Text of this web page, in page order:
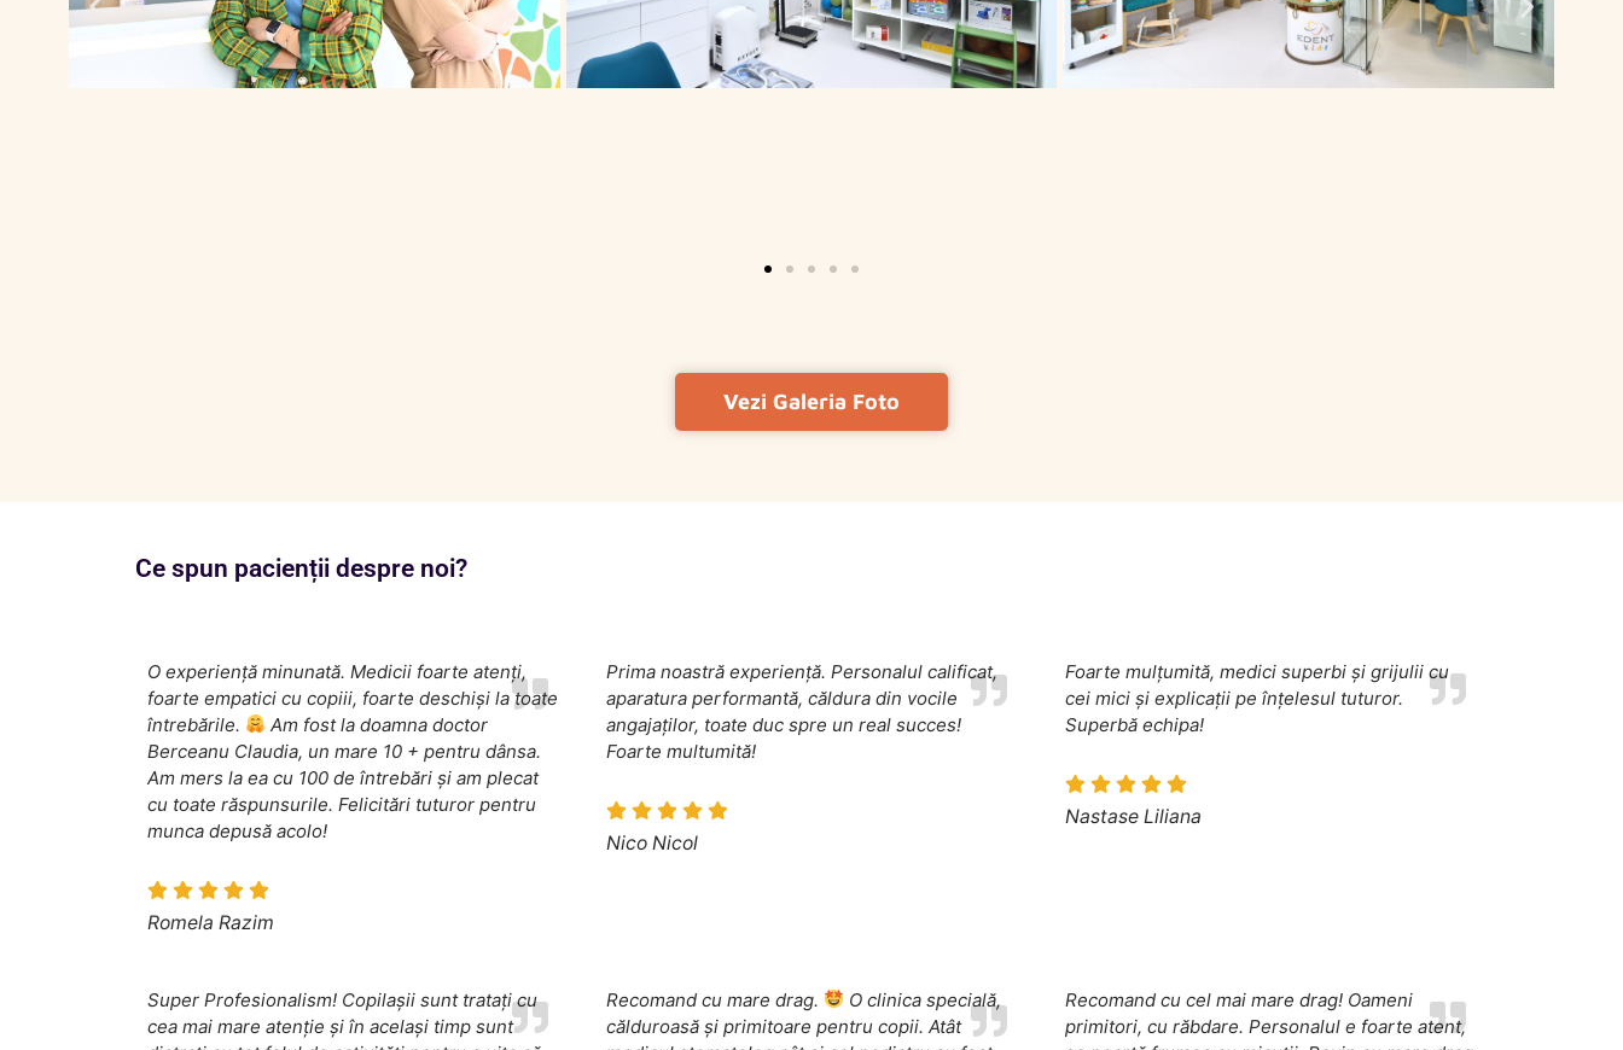
Vezi Galeria Foto
Ce spun pacienții despre noi?
O experiență minunată. Medicii foarte atenți,
foarte empatici cu copiii, foarte deschiși la toate
întrebările.
Am fost la doamna doctor
Berceanu Claudia, un mare 10 + pentru dânsa.
Am mers la ea cu 100 de întrebări și am plecat
cu toate răspunsurile. Felicitări tuturor pentru
munca depusă acolo!
Romela Razim
Prima noastră experiență. Personalul calificat,
aparatura performantă, căldura din vocile
angajaților, toate duc spre un real succes!
Foarte multumită!
Nico Nicol
Foarte mulțumită, medici superbi și grijulii cu
cei mici și explicații pe înțelesul tuturor.
Superbă echipa!
Nastase Liliana
Super Profesionalism! Copilașii sunt tratați cu
cea mai mare atenție și în același timp sunt
Recomand cu mare drag.
O clinica specială,
călduroasă și primitoare pentru copii. Atât
Recomand cu cel mai mare drag! Oameni
primitori, cu răbdare. Personalul e foarte atent,